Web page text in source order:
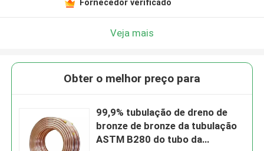
Fornecedor verificado
Veja mais
Obter o melhor preço para
99,9% tubulação de dreno de
bronze de bronze da tubulação
ASTM B280 do tubo da